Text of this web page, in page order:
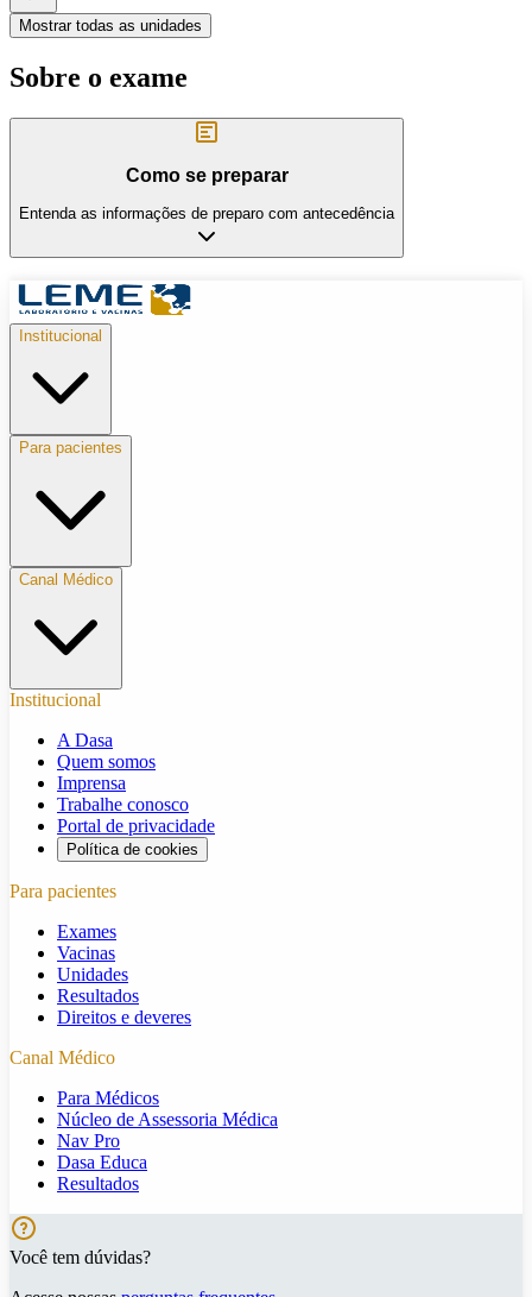
Mostrar todas as unidades
Sobre o exame
Como se preparar
Entenda as informações de preparo com antecedência
Institucional
Para pacientes
Canal Médico
Institucional
A Dasa
Quem somos
Imprensa
Trabalhe conosco
Portal de privacidade
Política de cookies
Para pacientes
Exames
Vacinas
Unidades
Resultados
Direitos e deveres
Canal Médico
Para Médicos
Núcleo de Assessoria Médica
Nav Pro
Dasa Educa
Resultados
Você tem dúvidas?